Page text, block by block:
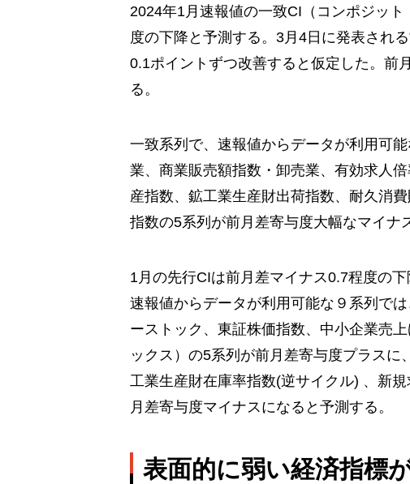
2024年1月速報値の一致CI（コンポジッ
度の下降と予測する。3月4日に発表され
0.1ポイントずつ改善すると仮定した。前
る。
一致系列で、速報値からデータが利用可
業、商業販売額指数・卸売業、有効求人
産指数、鉱工業生産財出荷指数、耐久消
指数の5系列が前月差寄与度大幅なマイナ
1月の先行CIは前月差マイナス0.7程度の
速報値からデータが利用可能な９系列で
ーストック、東証株価指数、中小企業売
ックス）の5系列が前月差寄与度プラス
工業生産財在庫率指数(逆サイクル) 、新
月差寄与度マイナスになると予測する。
表面的に弱い経済指標